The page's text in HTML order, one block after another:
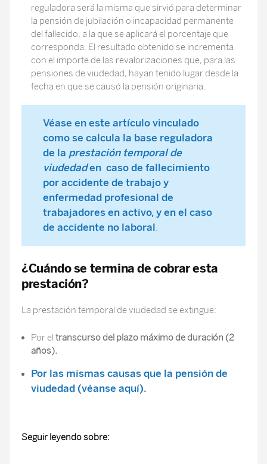
reguladora será la misma que sirvió para determinar
la pensión de jubilación o incapacidad permanente
del fallecido, a la que se aplicará el porcentaje que
corresponda. El resultado obtenido se incrementa
con el importe de las revalorizaciones que, para las
pensiones de viudedad, hayan tenido lugar desde la
fecha en que se causó la pensión originaria.
Véase en este artículo vinculado
como se calcula la base reguladora
de la prestación temporal de
viudedaden caso de fallecimiento
por accidente de trabajo y
enfermedad profesional de
trabajadores en activo, y en el caso
de accidente no laboral.
¿Cuándo se termina de cobrar esta
prestación?
La prestación temporal de viudedad se extingue:
Por el transcurso del plazo máximo de duración (2
años).
Por las mismas causas que la pensión de
viudedad (véanse aquí).
Seguir leyendo sobre: